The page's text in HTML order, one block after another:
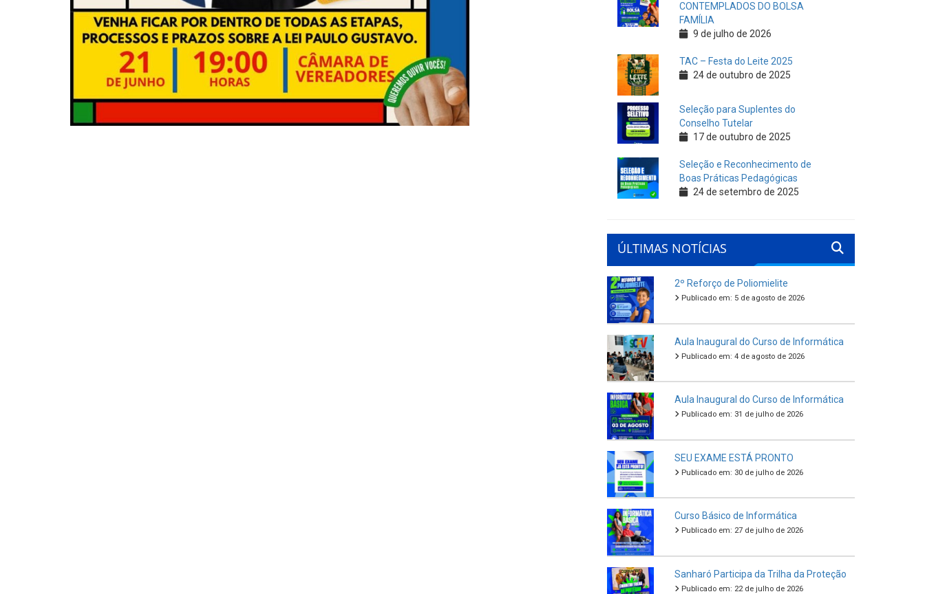
CONTEMPLADOS DO BOLSA
FAMÍLIA
9 de julho de 2026
TAC – Festa do Leite 2025
24 de outubro de 2025
Seleção para Suplentes do
Conselho Tutelar
17 de outubro de 2025
Seleção e Reconhecimento de
Boas Práticas Pedagógicas
24 de setembro de 2025
ÚLTIMAS NOTÍCIAS
2º Reforço de Poliomielite
Publicado em: 5 de agosto de 2026
Aula Inaugural do Curso de Informática
Publicado em: 4 de agosto de 2026
Aula Inaugural do Curso de Informática
Publicado em: 31 de julho de 2026
SEU EXAME ESTÁ PRONTO
Publicado em: 30 de julho de 2026
Curso Básico de Informática
Publicado em: 27 de julho de 2026
Sanharó Participa da Trilha da Proteção
Publicado em: 22 de julho de 2026